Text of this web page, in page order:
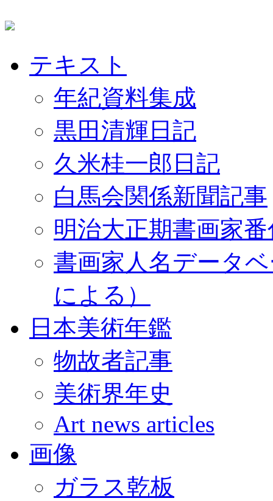
テキスト
年紀資料集成
黒田清輝日記
久米桂一郎日記
白馬会関係新聞記事
明治大正期書画家
書画家人名データ
による）
日本美術年鑑
物故者記事
美術界年史
Art news articles
画像
ガラス乾板